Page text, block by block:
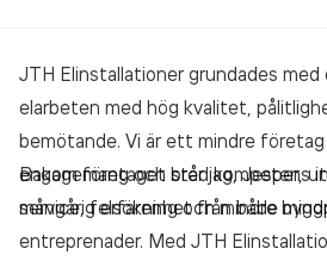
JTH Elinstallationer grundades
elarbeten med hög kvalitet,
bemötande. Vi är ett mindre
engagemang och bred kompetens
service, felsökning och mindre
Bakom företaget står jag, Jesper,
mångårig erfarenhet från både
entreprenader. Med JTH